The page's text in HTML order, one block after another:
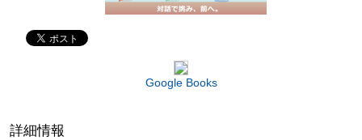
Google Books
詳細情報